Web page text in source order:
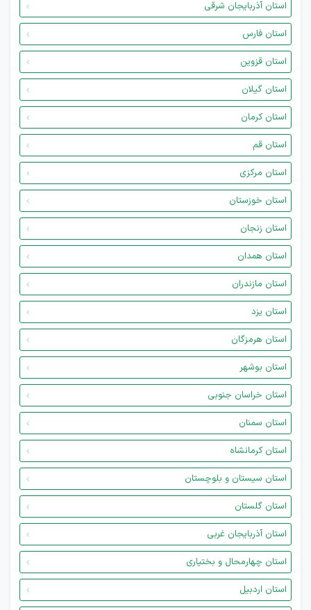
استان آذربایجان شرقی
استان فارس
استان قزوین
استان گیلان
استان کرمان
استان قم
استان مرکزی
استان خوزستان
استان زنجان
استان همدان
استان مازندران
استان یزد
استان هرمزگان
استان بوشهر
استان خراسان جنوبی
استان سمنان
استان کرمانشاه
استان سیستان و بلوچستان
استان گلستان
استان آذربایجان غربی
استان چهارمحال و بختیاری
استان اردبیل